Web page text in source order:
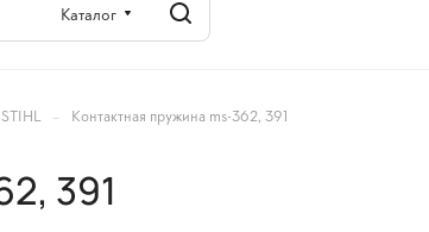
Каталог
– Контактная пружина ms-362, 391
391